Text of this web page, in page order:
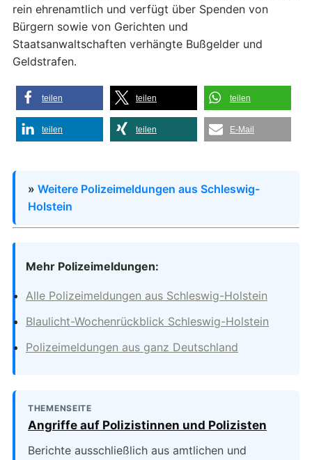
rein ehrenamtlich und verfügt über Spenden von
Bürgern sowie von Gerichten und
Staatsanwaltschaften verhängte Bußgelder und
Geldstrafen.
teilen teilen teilen
teilen teilen E-Mail
» Weitere Polizeimeldungen aus Schleswig-
Holstein
Mehr Polizeimeldungen:
Alle Polizeimeldungen aus Schleswig-Holstein
Blaulicht-Wochenrückblick Schleswig-Holstein
Polizeimeldungen aus ganz Deutschland
THEMENSEITE
Angriffe auf Polizistinnen und Polizisten
Berichte ausschließlich aus amtlichen und